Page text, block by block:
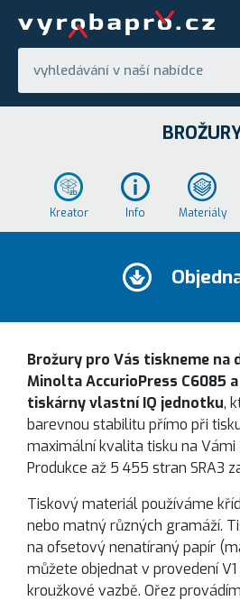
Kreator Info Materiály
Brožury pro Vás tiskneme na
Minolta AccurioPress C6085 a
tiskárny vlastní IQ jednotku,
barevnou stabilitu přímo při
maximální kvalita tisku na Vámi
Produkce až 5 455 stran SRA3
Tiskový materiál používáme
nebo matný různých gramáží.
na ofsetový nenatíraný papír
můžete objednat v provedení
kroužkové vazbě. Ořez